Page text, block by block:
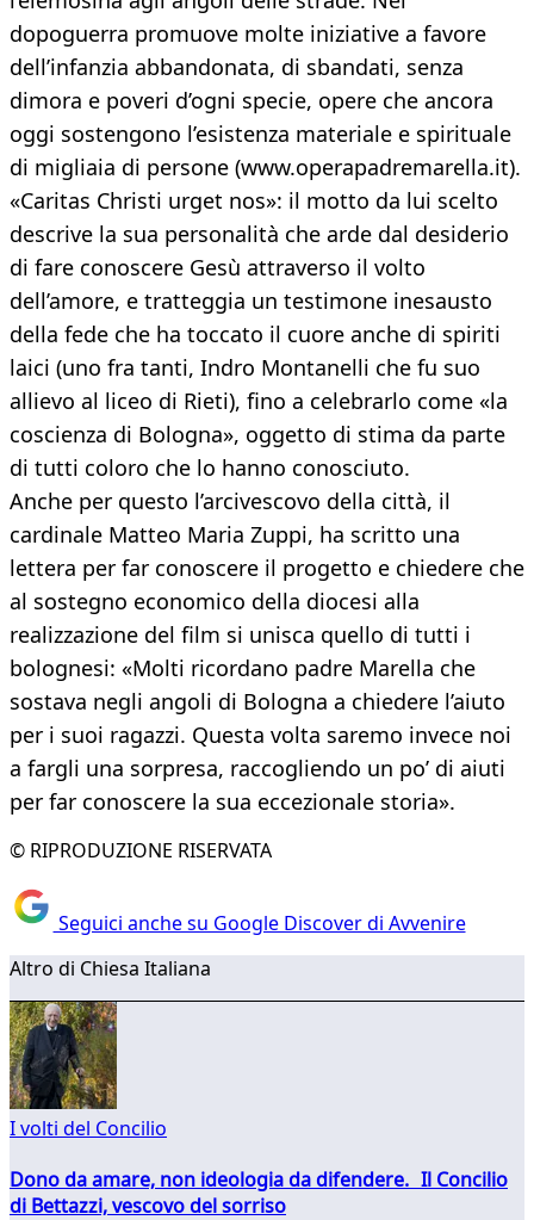
dopoguerra promuove molte iniziative a favore
dell’infanzia abbandonata, di sbandati, senza
dimora e poveri d’ogni specie, opere che ancora
oggi sostengono l’esistenza materiale e spirituale
di migliaia di persone (www.operapadremarella.it).
«Caritas Christi urget nos»: il motto da lui scelto
descrive la sua personalità che arde dal desiderio
di fare conoscere Gesù attraverso il volto
dell’amore, e tratteggia un testimone inesausto
della fede che ha toccato il cuore anche di spiriti
laici (uno fra tanti, Indro Montanelli che fu suo
allievo al liceo di Rieti), fino a celebrarlo come «la
coscienza di Bologna», oggetto di stima da parte
di tutti coloro che lo hanno conosciuto.
Anche per questo l’arcivescovo della città, il
cardinale Matteo Maria Zuppi, ha scritto una
lettera per far conoscere il progetto e chiedere che
al sostegno economico della diocesi alla
realizzazione del film si unisca quello di tutti i
bolognesi: «Molti ricordano padre Marella che
sostava negli angoli di Bologna a chiedere l’aiuto
per i suoi ragazzi. Questa volta saremo invece noi
a fargli una sorpresa, raccogliendo un po’ di aiuti
per far conoscere la sua eccezionale storia».
© RIPRODUZIONE RISERVATA
Seguici anche su Google Discover di Avvenire
Altro di Chiesa Italiana
I volti del Concilio
Dono da amare, non ideologia da difendere. Il Concilio
di Bettazzi, vescovo del sorriso